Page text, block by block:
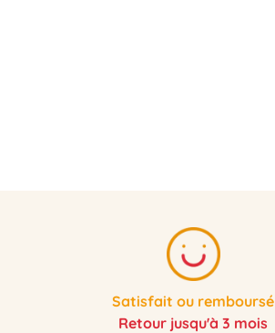
Satisfait ou remboursé
Retour jusqu'à 3 mois